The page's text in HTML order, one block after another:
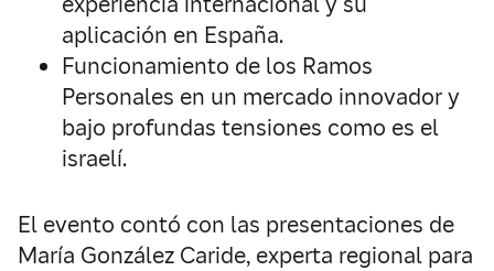
aplicación en España.
Funcionamiento de los Ramos
Personales en un mercado innovador y
bajo profundas tensiones como es el
israelí.
El evento contó con las presentaciones de
María González Caride, experta regional para